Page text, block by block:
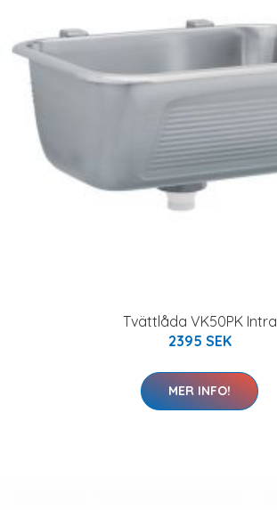
Tvättlåda VK50PK Intra
2395 SEK
MER INFO!